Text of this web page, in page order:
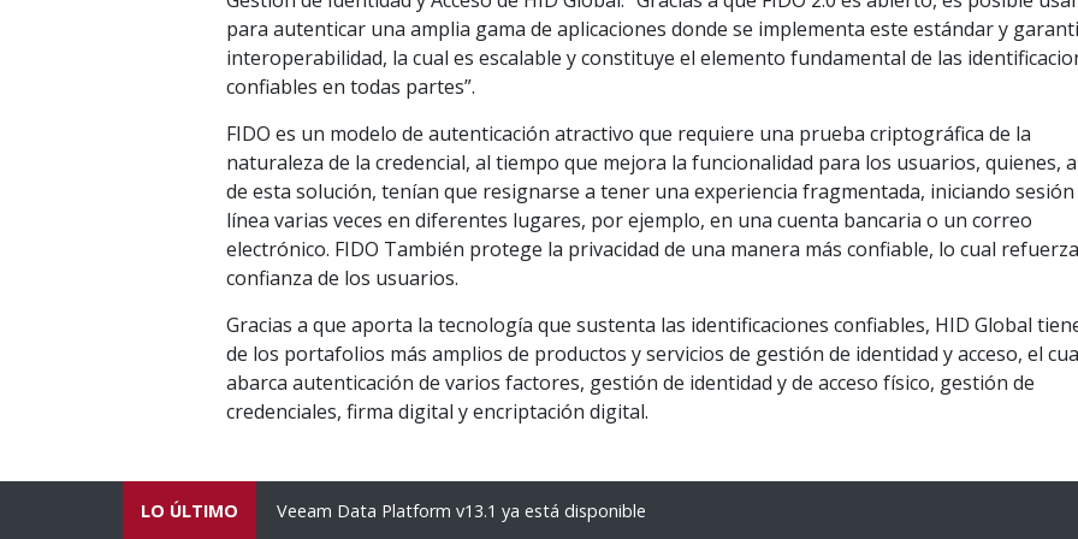
para autenticar una amplia gama de aplicaciones donde se implementa este estándar y
interoperabilidad, la cual es escalable y constituye el elemento fundamental de las
confiables en todas partes”.
FIDO es un modelo de autenticación atractivo que requiere una prueba criptográfica de la
naturaleza de la credencial, al tiempo que mejora la funcionalidad para los usuarios, quienes,
de esta solución, tenían que resignarse a tener una experiencia fragmentada, iniciando sesión
línea varias veces en diferentes lugares, por ejemplo, en una cuenta bancaria o un correo
electrónico. FIDO También protege la privacidad de una manera más confiable, lo cual
confianza de los usuarios.
Gracias a que aporta la tecnología que sustenta las identificaciones confiables, HID Global
de los portafolios más amplios de productos y servicios de gestión de identidad y acceso, el
abarca autenticación de varios factores, gestión de identidad y de acceso físico, gestión de
credenciales, firma digital y encriptación digital.
LO ÚLTIMO
de América Latina Veeam Data Platform v13.1 ya está disponible Empresas